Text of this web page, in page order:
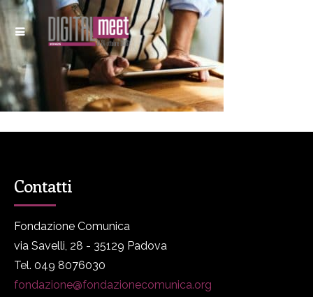
Contatti
Fondazione Comunica
via Savelli, 28 - 35129 Padova
Tel. 049 8076030
fondazione@fondazionecomunica.org